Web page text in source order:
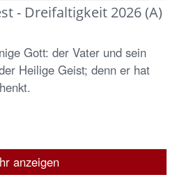
- Dreifaltigkeit 2026 (A)
Gott: der Vater und sein
Heilige Geist; denn er hat
anzeigen